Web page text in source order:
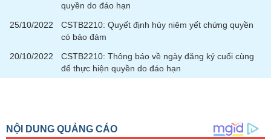
quyền do đáo hạn
25/10/2022
CSTB2210: Quyết định hủy niêm yết chứng quyền
có bảo đảm
20/10/2022
CSTB2210: Thông báo về ngày đăng ký cuối cùng
để thực hiện quyền do đáo hạn
Truyền
chính
liệu